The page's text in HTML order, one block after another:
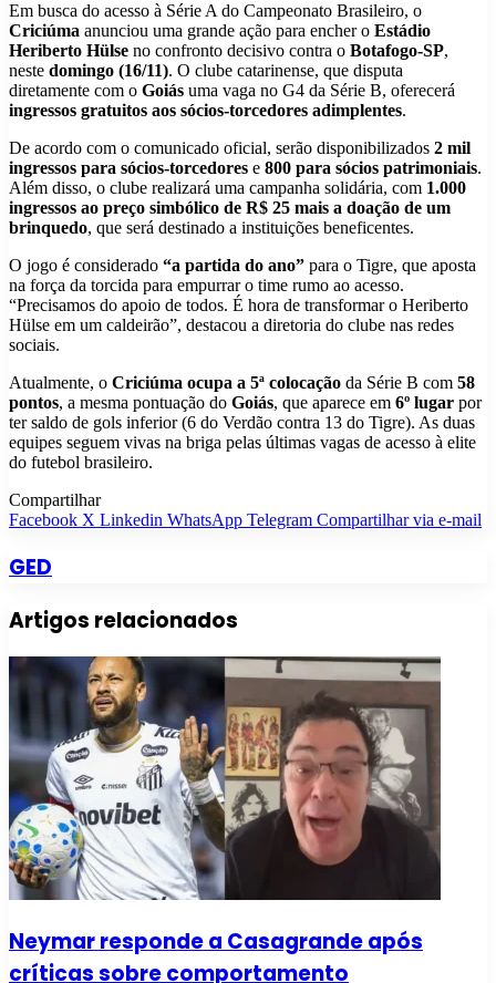
Em busca do acesso à Série A do Campeonato Brasileiro, o
Criciúma anunciou uma grande ação para encher o Estádio
Heriberto Hülse no confronto decisivo contra o Botafogo-SP,
neste domingo (16/11). O clube catarinense, que disputa
diretamente com o Goiás uma vaga no G4 da Série B, oferecerá
ingressos gratuitos aos sócios-torcedores adimplentes.
De acordo com o comunicado oficial, serão disponibilizados 2 mil
ingressos para sócios-torcedores e 800 para sócios patrimoniais.
Além disso, o clube realizará uma campanha solidária, com 1.000
ingressos ao preço simbólico de R$ 25 mais a doação de um
brinquedo, que será destinado a instituições beneficentes.
O jogo é considerado “a partida do ano” para o Tigre, que aposta
na força da torcida para empurrar o time rumo ao acesso.
“Precisamos do apoio de todos. É hora de transformar o Heriberto
Hülse em um caldeirão”, destacou a diretoria do clube nas redes
sociais.
Atualmente, o Criciúma ocupa a 5ª colocação da Série B com 58
pontos, a mesma pontuação do Goiás, que aparece em 6º lugar por
ter saldo de gols inferior (6 do Verdão contra 13 do Tigre). As duas
equipes seguem vivas na briga pelas últimas vagas de acesso à elite
do futebol brasileiro.
Compartilhar
Facebook X Linkedin WhatsApp Telegram Compartilhar via e-mail
GED
Artigos relacionados
Neymar responde a Casagrande após
críticas sobre comportamento